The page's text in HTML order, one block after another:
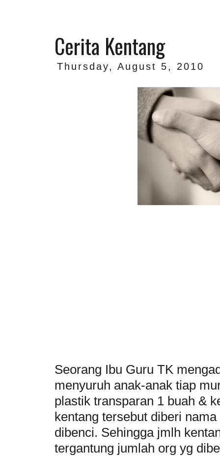
Cerita Kentang
Thursday, August 5, 2010
Seorang Ibu Guru TK
menyuruh anak-anak tiap
plastik transparan 1 buah &
kentang tersebut diberi
dibenci. Sehingga jmlh
tergantung jumlah org yg